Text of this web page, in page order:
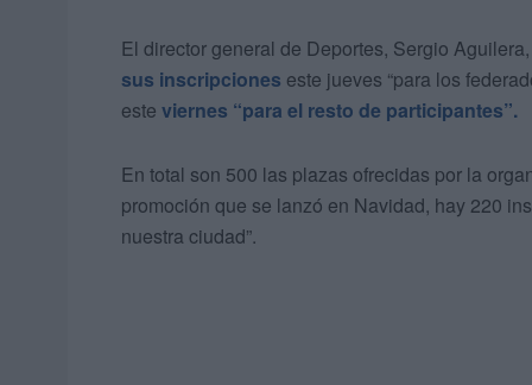
El director general de Deportes, Sergio
sus inscripciones este jueves “para los
este viernes “para el resto de participantes”.
En total son 500 las plazas ofrecidas por la
promoción que se lanzó en Navidad, hay 220
nuestra ciudad”.